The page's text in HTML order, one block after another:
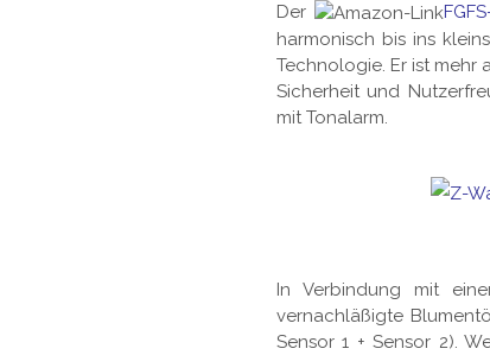
Der
harmonisch bis ins
Technologie. Er ist mehr
Sicherheit und
mit Tonalarm.
In Verbindung mit
vernachläßigte
Sensor 1 + Sensor 2).